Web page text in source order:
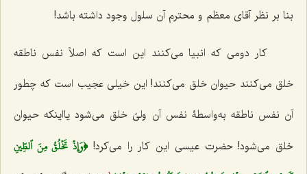
بنا بر نظر آقای معظم و محترم آن سلول وجود داشته باشد!
کار دومی که انبیا می‌کنند این است که اصلاً نفس ناطقه
خلق می‌کنند حیوان خلق می‌کنند! این خیلی عجیب است که چطور
آن نفس ناطقه به‌واسطۀ نفس آن ولیّ خلق می‌شود یااینکه حیوان
خلق می‌شود! حضرت عیسی این کار را می‌کرد!﴿وَإِذۡ تَخۡلُقُ مِنَ ٱلطِّينِ